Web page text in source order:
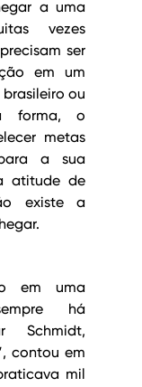
a uma
vezes
ser
em um
ou
forma, o
metas
a sua
atitude de
existe a
em uma
há
Schmidt,
contou em
mil